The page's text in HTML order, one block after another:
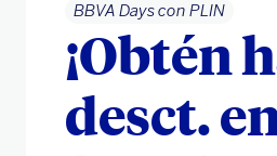
BBVA Days con PLIN
¡Obtén
desct.